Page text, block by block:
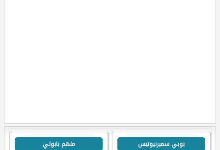
بوبي سميرنيوتيس ملهم بابولي